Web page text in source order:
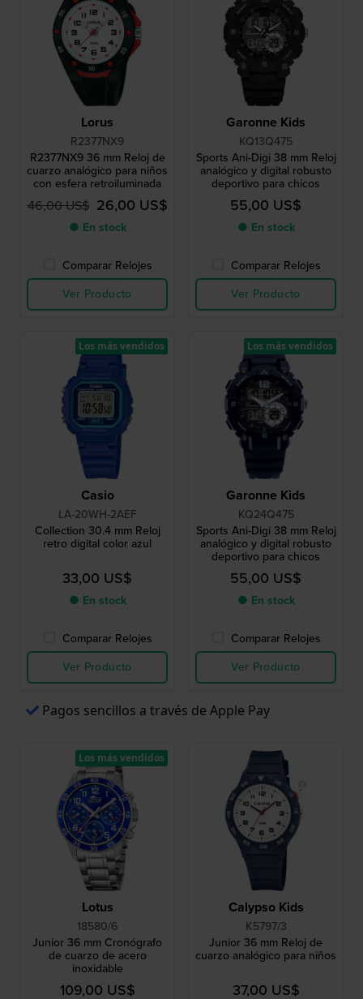
Lorus
R2377NX9
R2377NX9 36 mm Reloj de
cuarzo analógico para niños
con esfera retroiluminada
46,00 US$ 26,00 US$
● En stock
Comparar Relojes
Ver Producto
Garonne Kids
KQ13Q475
Sports Ani-Digi 38 mm Reloj
analógico y digital robusto
deportivo para chicos
55,00 US$
● En stock
Comparar Relojes
Ver Producto
Casio
LA-20WH-2AEF
Collection 30.4 mm Reloj
retro digital color azul
33,00 US$
● En stock
Comparar Relojes
Ver Producto
Los más vendidos
Garonne Kids
KQ24Q475
Sports Ani-Digi 38 mm Reloj
analógico y digital robusto
deportivo para chicos
55,00 US$
● En stock
Comparar Relojes
Ver Producto
Los más vendidos
Pagos sencillos a través de Apple Pay
Lotus
18580/6
Junior 36 mm Cronógrafo
de cuarzo de acero
inoxidable
109,00 US$
Los más vendidos
Calypso Kids
K5797/3
Junior 36 mm Reloj de
cuarzo analógico para niños
37,00 US$